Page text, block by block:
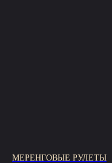
МЕРЕНГОВЫЕ РУЛЕТЫ